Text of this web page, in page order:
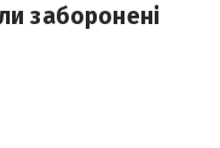
заборонені